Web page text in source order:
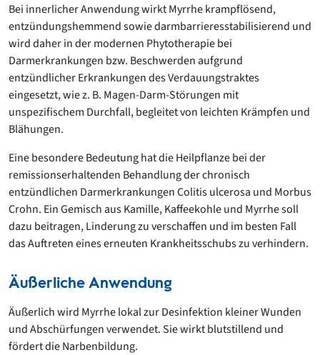
Bei innerlicher Anwendung wirkt Myrrhe krampflösend,
entzündungshemmend sowie darmbarrieresstabilisierend und
wird daher in der modernen Phytotherapie bei
Darmerkrankungen bzw. Beschwerden aufgrund
entzündlicher Erkrankungen des Verdauungstraktes
eingesetzt, wie z. B. Magen-Darm-Störungen mit
unspezifischem Durchfall, begleitet von leichten Krämpfen und
Blähungen.
Eine besondere Bedeutung hat die Heilpflanze bei der
remissionserhaltenden Behandlung der chronisch
entzündlichen Darmerkrankungen Colitis ulcerosa und Morbus
Crohn. Ein Gemisch aus Kamille, Kaffeekohle und Myrrhe soll
dazu beitragen, Linderung zu verschaffen und im besten Fall
das Auftreten eines erneuten Krankheitsschubs zu verhindern.
Äußerliche Anwendung
Äußerlich wird Myrrhe lokal zur Desinfektion kleiner Wunden
und Abschürfungen verwendet. Sie wirkt blutstillend und
fördert die Narbenbildung.